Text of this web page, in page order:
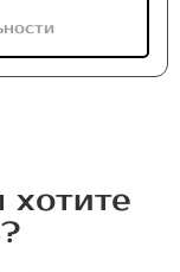
хотите